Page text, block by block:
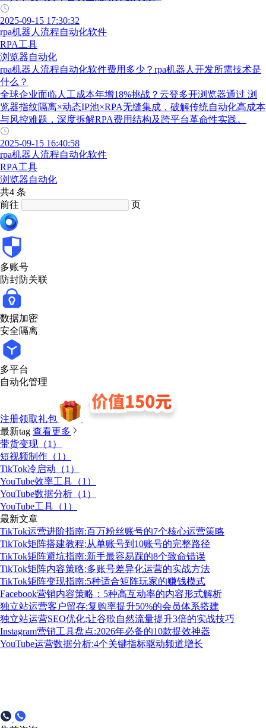
2025-09-15 17:30:32
rpa机器人流程自动化软件
RPA工具
浏览器自动化
rpa机器人流程自动化软件费用多少？rpa机器人开发所需技术是
什么？
全球企业面临人工成本年增18%挑战？云登多开浏览器通过 浏
览器指纹隔离×动态IP池×RPA无缝集成，破解传统自动化高成本
与风控难题，深度拆解RPA费用结构及跨平台革命性实践。
2025-09-15 16:40:58
rpa机器人流程自动化软件
RPA工具
浏览器自动化
共4 条
前往
页
多账号
防封防关联
数据加密
安全隔离
多平台
自动化管理
注册领取礼包
最新tag 查看更多
带货变现（1）
短视频制作（1）
TikTok冷启动（1）
YouTube效率工具（1）
YouTube数据分析（1）
YouTube工具（1）
最新文章
TikTok运营进阶指南:百万粉丝账号的7个核心运营策略
TikTok矩阵搭建教程:从单账号到10账号的完整路径
TikTok矩阵避坑指南:新手最容易踩的8个致命错误
TikTok矩阵内容策略:多账号差异化运营的实战方法
TikTok矩阵变现指南:5种适合矩阵玩家的赚钱模式
Facebook营销内容策略：5种高互动率的内容形式解析
独立站运营客户留存:复购率提升50%的会员体系搭建
独立站运营SEO优化:让谷歌自然流量提升3倍的实战技巧
Instagram营销工具盘点:2026年必备的10款提效神器
YouTube运营数据分析:4个关键指标驱动频道增长